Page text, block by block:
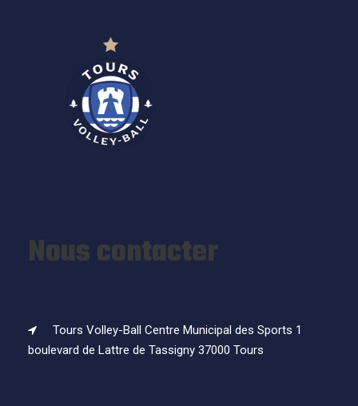
Nous contacter
Tours Volley-Ball Centre Municipal des Sports 1
boulevard de Lattre de Tassigny 37000 Tours